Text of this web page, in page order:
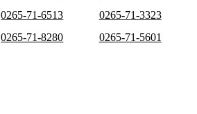
0265-71-6513
0265-71-3323
0265-71-8280
0265-71-5601